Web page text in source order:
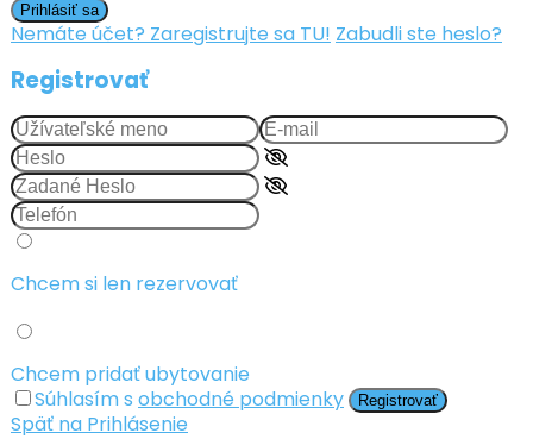
Prihlásiť sa
Nemáte účet? Zaregistrujte sa TU! Zabudli ste heslo?
Registrovať
Chcem si len rezervovať
Chcem pridať ubytovanie
Súhlasím s obchodné podmienky Registrovať
Späť na Prihlásenie